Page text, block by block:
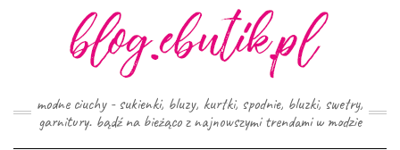
modne ciuchy - sukienki, bluzy, kurtki, spodnie, bluzki, swetry,
garnitury. bądź na bieżąco z najnowszymi trendami w modzie